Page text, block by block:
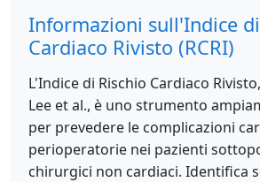
Informazioni sull'Indice
Cardiaco Rivisto (RCRI)
L'Indice di Rischio Cardiaco
Lee et al., è uno strumento
per prevedere le complicazioni
perioperatorie nei pazienti
chirurgici non cardiaci. Identifica